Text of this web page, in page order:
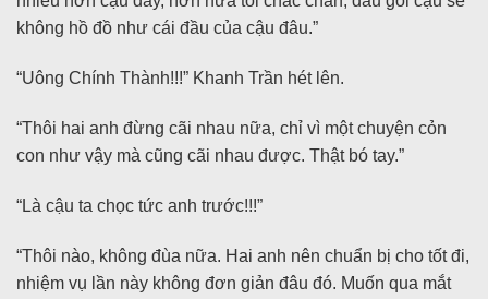
không hồ đồ như cái đầu của cậu đâu.”
“Uông Chính Thành!!!” Khanh Trần hét lên.
“Thôi hai anh đừng cãi nhau nữa, chỉ vì một chuyện cỏn
con như vậy mà cũng cãi nhau được. Thật bó tay.”
“Là cậu ta chọc tức anh trước!!!”
“Thôi nào, không đùa nữa. Hai anh nên chuẩn bị cho tốt đi,
nhiệm vụ lần này không đơn giản đâu đó. Muốn qua mắt